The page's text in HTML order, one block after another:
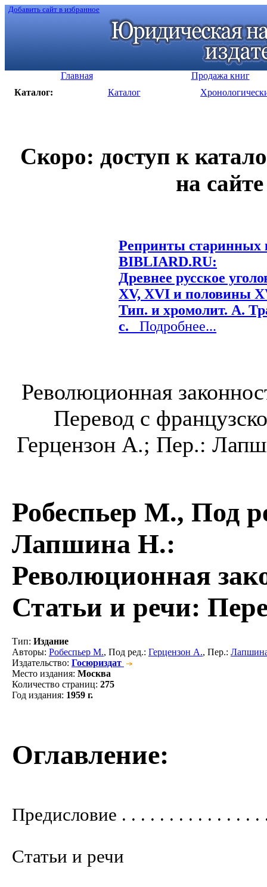
Добавить сайт в избранное
Главная
Продажа книг
Каталог:
Каталог
Скоро: доступ к
на
Репринты старинных
BIBLIARD.RU:
Древнее русское
XV, XVI и половины
Тип. и хромолит. А.
с. Подробнее...
Революционная
Перевод с
Герцензон А.; Пер.:
Робеспьер М., Под
Лапшина Н.:
Революционная
Статьи и речи:
Тип: Издание
Авторы: Робеспьер М., Под ред.: Герцензон А., Пер.:
Издательство: Госюриздат
Место издания: Москва
Количество страниц: 275
Год издания: 1959 г.
Оглавление:
Предисловие . . . . . . . . . . . . . .
Статьи и речи